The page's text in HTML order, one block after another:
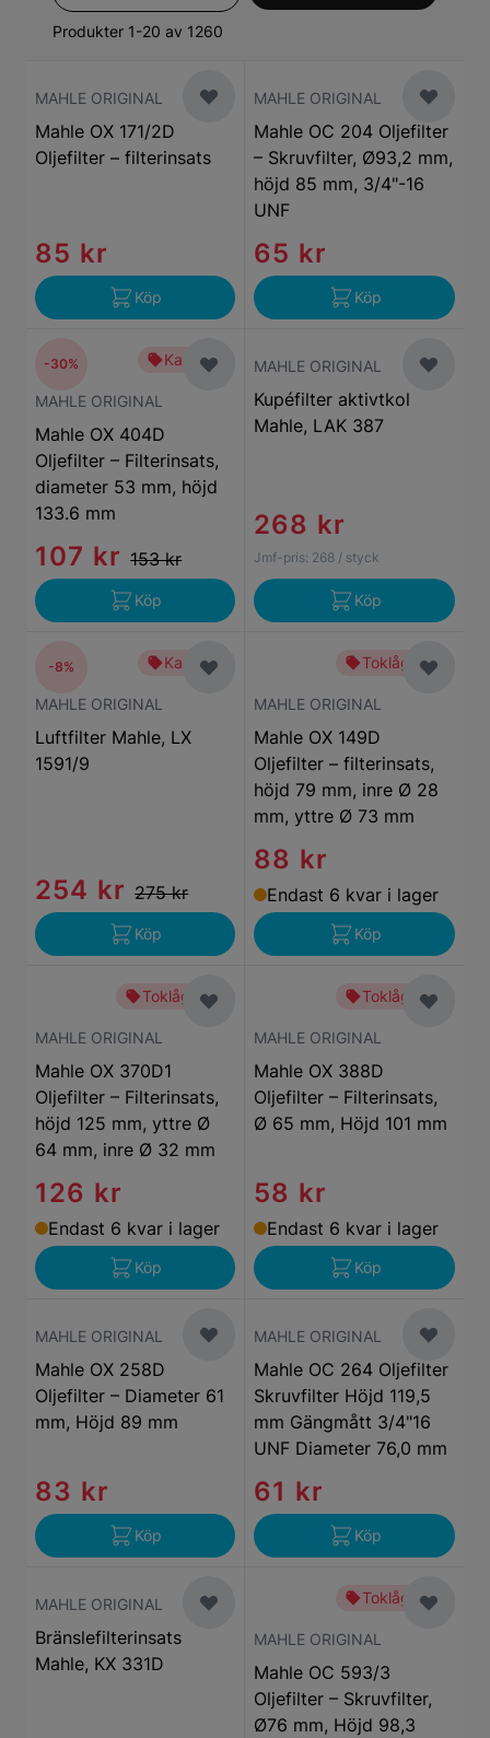
Produkter 1-20 av 1260
MAHLE ORIGINAL
Mahle OX 171/2D
Oljefilter – filterinsats
85 kr
Köp
MAHLE ORIGINAL
Mahle OC 204 Oljefilter
– Skruvfilter, Ø93,2 mm,
höjd 85 mm, 3/4"-16
UNF
65 kr
Köp
Kampanj
MAHLE ORIGINAL
Mahle OX 404D
Oljefilter – Filterinsats,
diameter 53 mm, höjd
133.6 mm
107 kr 153 kr
-30%
Köp
MAHLE ORIGINAL
Kupéfilter aktivtkol
Mahle, LAK 387
268 kr
Jmf-pris: 268 / styck
Köp
Kampanj
MAHLE ORIGINAL
Luftfilter Mahle, LX
1591/9
254 kr 275 kr
-8%
Köp
Toklågt pris
MAHLE ORIGINAL
Mahle OX 149D
Oljefilter – filterinsats,
höjd 79 mm, inre Ø 28
mm, yttre Ø 73 mm
88 kr
Endast 6 kvar i lager
Köp
Toklågt pris
MAHLE ORIGINAL
Mahle OX 370D1
Oljefilter – Filterinsats,
höjd 125 mm, yttre Ø
64 mm, inre Ø 32 mm
126 kr
Endast 6 kvar i lager
Köp
Toklågt pris
MAHLE ORIGINAL
Mahle OX 388D
Oljefilter – Filterinsats,
Ø 65 mm, Höjd 101 mm
58 kr
Endast 6 kvar i lager
Köp
MAHLE ORIGINAL
Mahle OX 258D
Oljefilter – Diameter 61
mm, Höjd 89 mm
83 kr
Köp
MAHLE ORIGINAL
Mahle OC 264 Oljefilter
Skruvfilter Höjd 119,5
mm Gängmått 3/4"16
UNF Diameter 76,0 mm
61 kr
Köp
MAHLE ORIGINAL
Bränslefilterinsats
Mahle, KX 331D
Toklågt pris
MAHLE ORIGINAL
Mahle OC 593/3
Oljefilter – Skruvfilter,
Ø76 mm, Höjd 98,3